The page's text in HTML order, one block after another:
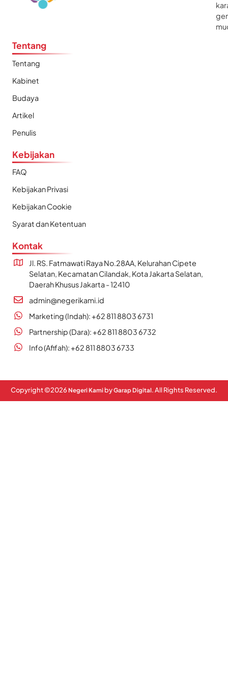
Tentang
Tentang
Kabinet
Budaya
Artikel
Penulis
Kebijakan
FAQ
Kebijakan Privasi
Kebijakan Cookie
Syarat dan Ketentuan
Kontak
Jl. RS. Fatmawati Raya No.28AA, Kelurahan Cipete
Selatan, Kecamatan Cilandak, Kota Jakarta Selatan,
Daerah Khusus Jakarta - 12410
admin@negerikami.id
Marketing (Indah): +62 811 8803 6731
Partnership (Dara): +62 811 8803 6732
Info (Afifah): +62 811 8803 6733
Copyright ©2026 Negeri Kami byGarap Digital. All Rights Reserved.